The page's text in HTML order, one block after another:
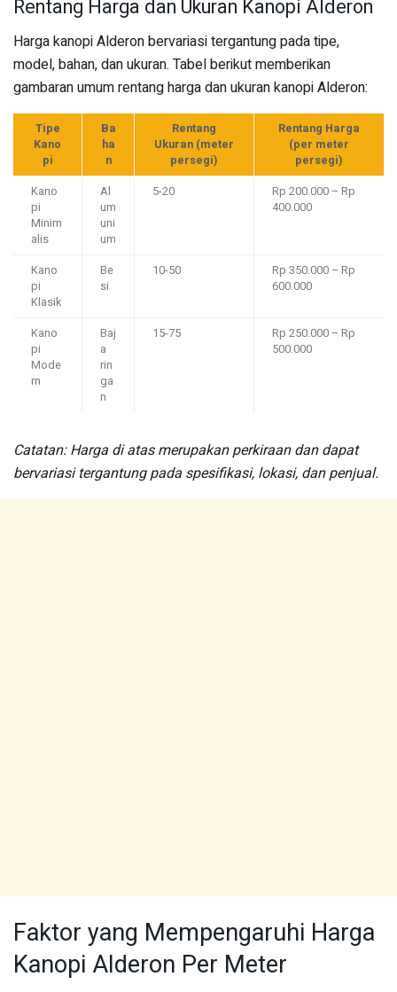
Rentang Harga dan Ukuran Kanopi Alderon
Harga kanopi Alderon bervariasi tergantung pada tipe,
model, bahan, dan ukuran. Tabel berikut memberikan
gambaran umum rentang harga dan ukuran kanopi Alderon:
Tipe
Kano
pi
Ba
ha
n
Rentang
Ukuran (meter
persegi)
Rentang Harga
(per meter
persegi)
Kano
pi
Minim
alis
Al
um
uni
um
5-20
Rp 200.000 – Rp
400.000
Kano
pi
Klasik
Be
si
10-50
Rp 350.000 – Rp
600.000
Kano
pi
Mode
rn
Baj
a
rin
ga
n
15-75
Rp 250.000 – Rp
500.000
Catatan: Harga di atas merupakan perkiraan dan dapat
bervariasi tergantung pada spesifikasi, lokasi, dan penjual.
Faktor yang Mempengaruhi Harga
Kanopi Alderon Per Meter